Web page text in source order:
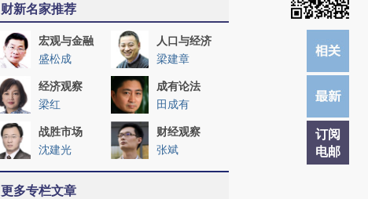
订阅
电邮
财新名家推荐
宏观与金融
盛松成
人口与经济
梁建章
经济观察
梁红
成有论法
田成有
战胜市场
沈建光
财经观察
张斌
更多专栏文章